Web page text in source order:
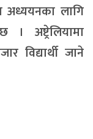
अध्ययनका लागि
अष्ट्रेलियामा
विद्यार्थी जाने